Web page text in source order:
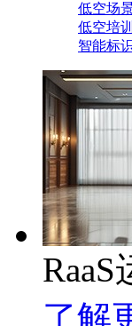
低空场
低空培
智能标
了解